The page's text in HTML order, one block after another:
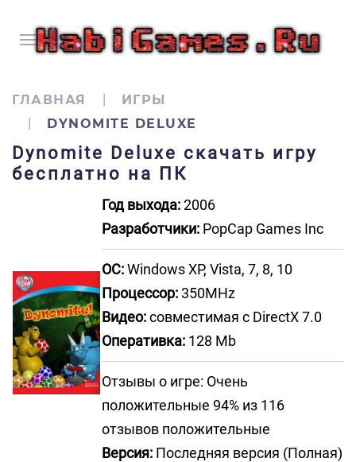
ГЛАВНАЯ
ИГРЫ
DYNOMITE DELUXE
Dynomite Deluxe скачать игру
бесплатно на ПК
Год выхода:2006
Разработчики: PopCap Games Inc
ОС:Windows XP, Vista, 7, 8, 10
Процессор: 350MHz
Видео:совместимая с DirectX 7.0
Оперативка: 128 Mb
Отзывы о игре: Очень
положительные 94% из 116
отзывов положительные
Версия: Последняя версия (Полная)